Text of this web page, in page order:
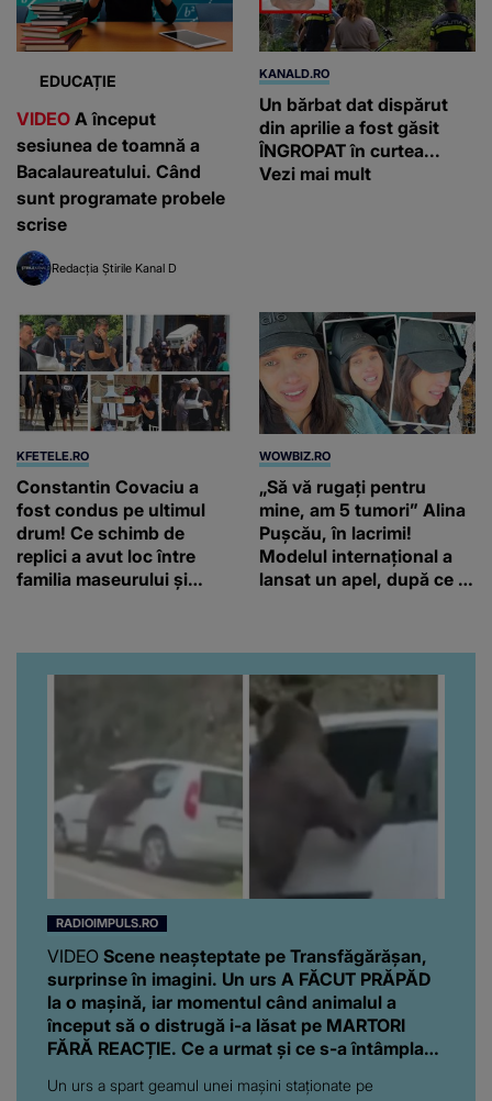
EDUCAȚIE
VIDEO A început
sesiunea de toamnă a
Bacalaureatului. Când
sunt programate probele
scrise
Redacția Știrile Kanal D
KANALD.RO
Un bărbat dat dispărut
din aprilie a fost găsit
ÎNGROPAT în curtea...
Vezi mai mult
KFETELE.RO
Constantin Covaciu a
fost condus pe ultimul
drum! Ce schimb de
replici a avut loc între
familia maseurului și
obrazul.”
WOWBIZ.RO
„Să vă rugați pentru
mine, am 5 tumori” Alina
Pușcău, în lacrimi!
Modelul internațional a
lansat un apel, după ce a
RADIOIMPULS.RO
VIDEO Scene neașteptate pe Transfăgărășan,
surprinse în imagini. Un urs A FĂCUT PRĂPĂD
la o mașină, iar momentul când animalul a
început să o distrugă i-a lăsat pe MARTORI
FĂRĂ REACȚIE. Ce a urmat și ce s-a întâmplat
Un urs a spart geamul unei mașini staționate pe